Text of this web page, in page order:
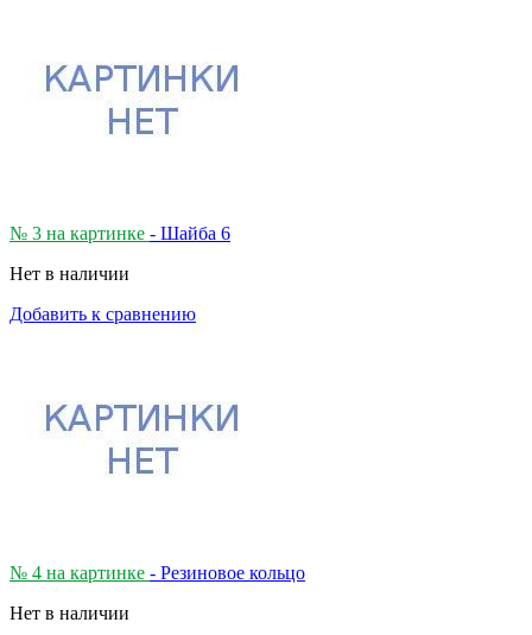
№ 3 на картинке - Шайба 6
Нет в наличии
Добавить к сравнению
№ 4 на картинке - Резиновое кольцо
Нет в наличии